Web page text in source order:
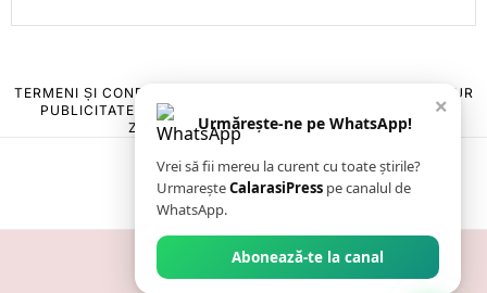
TERMENI ȘI CONDIȚII
POLITICA DE ANULARE & RETUR
PUBLICITATE ONLINE & TIPĂRITĂ
CONTACT
ZIARUL ANUNȚUL CĂLĂRĂȘEAN
×
Urmărește-ne pe WhatsApp!
Vrei să fii mereu la curent cu toate știrile?
UrmareșteCalarasiPress pe canalul de
WhatsApp.
Abonează-te la canal